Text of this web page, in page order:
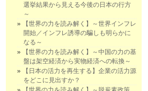
選挙結果から見える今後の日本の行方
～
【世界の力を読み解く】～世界インフレ
開始／インフレ誘導の騙しも明らかに
なる～
【世界の力を読み解く】～中国の力の基
盤は架空経済から実物経済への転換～
【日本の活力を再生する】企業の活力源
をどこに見出すか？